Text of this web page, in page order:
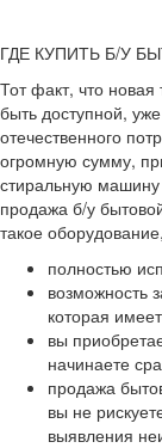
ГДЕ КУПИТЬ Б/У
Тот факт, что
быть доступной,
отечественного
огромную сумму,
стиральную
продажа б/у
такое
полностью
возможность
которая
вы
начинаете
продажа
вы не
выявления